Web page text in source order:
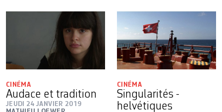
CINÉMA
Audace et tradition
JEUDI 24 JANVIER 2019
CINÉMA
Singularités ­
helvétiques